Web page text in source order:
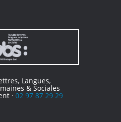
Langues,
& Sociales
· 02 97 87 29 29